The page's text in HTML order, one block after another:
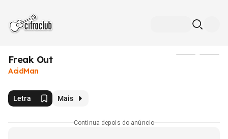
Freak Out
AcidMan
Letra Mais
Continua depois do anúncio